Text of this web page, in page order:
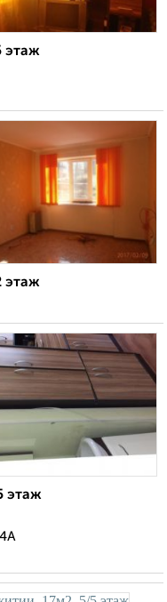
этаж
этаж
этаж